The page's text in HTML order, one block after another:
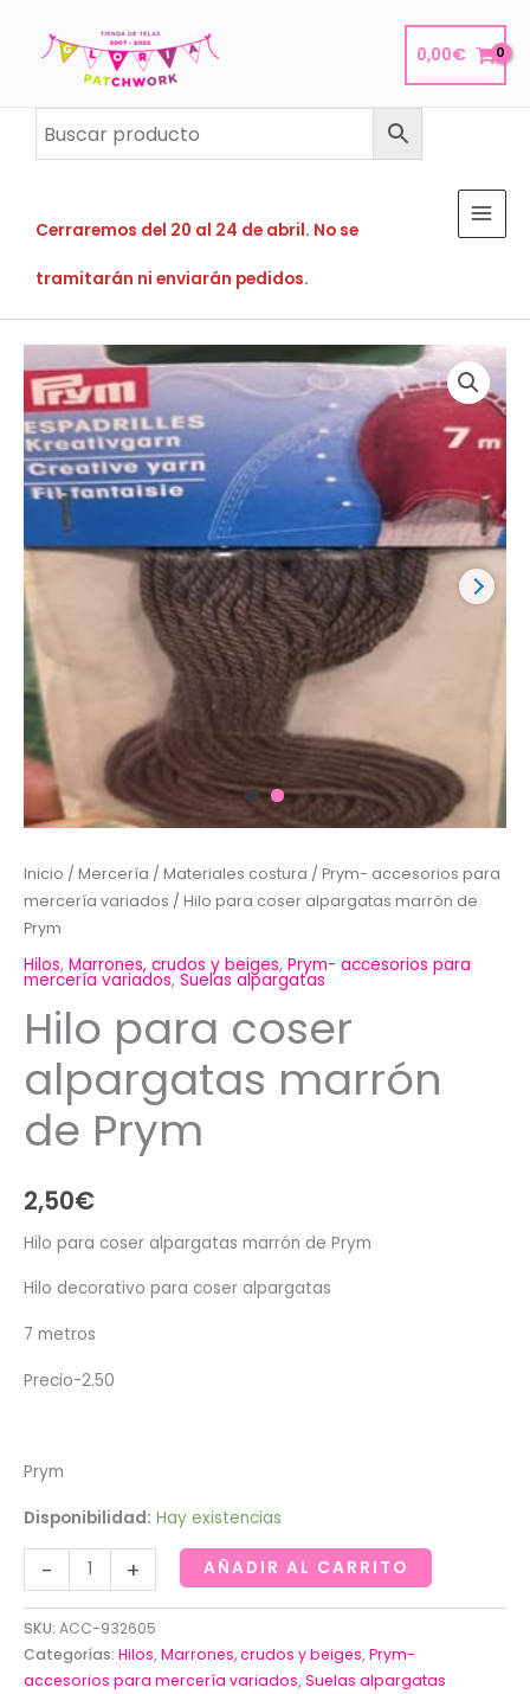
0,00€
Cerraremos del 20 al 24 de abril. No se
tramitarán ni enviarán pedidos.
Inicio / Mercería / Materiales costura / Prym- accesorios para
mercería variados / Hilo para coser alpargatas marrón de
Prym
Hilos, Marrones, crudos y beiges, Prym- accesorios para
mercería variados, Suelas alpargatas
Hilo para coser
alpargatas marrón
de Prym
2,50€
Hilo para coser alpargatas marrón de Prym
Hilo decorativo para coser alpargatas
7 metros
Precio-2.50
Prym
Disponibilidad: Hay existencias
-
para
coser
alpargatas
marrón
+ AÑADIR AL CARRITO
SKU: ACC-932605
Categorías: Hilos,Marrones, crudos y beiges,Prym-
accesorios para mercería variados,Suelas alpargatas